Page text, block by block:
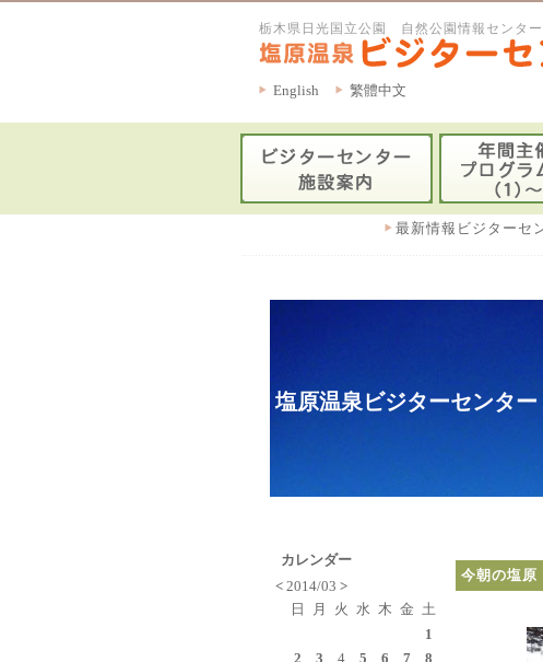
栃木県日光国立公園 自然公園情報センター
English 繁體中文
最新情報ビジターセ
塩原温泉ビジターセンター
今朝の塩
カレンダー
< 2014/03 >
日
月 火 水 木 金 土
1
2
3 4 5 6 7
8